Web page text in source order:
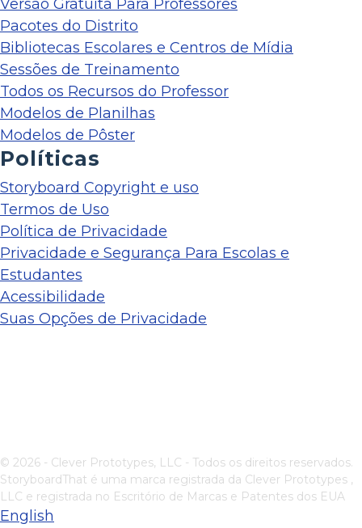
Versão Gratuita Para Professores
Pacotes do Distrito
Bibliotecas Escolares e Centros de Mídia
Sessões de Treinamento
Todos os Recursos do Professor
Modelos de Planilhas
Modelos de Pôster
Políticas
Storyboard Copyright e uso
Termos de Uso
Política de Privacidade
Privacidade e Segurança Para Escolas e
Estudantes
Acessibilidade
Suas Opções de Privacidade
© 2026 - Clever Prototypes, LLC - Todos os direitos reservados.
StoryboardThat é uma marca registrada da Clever Prototypes ,
LLC e registrada no Escritório de Marcas e Patentes dos EUA
English